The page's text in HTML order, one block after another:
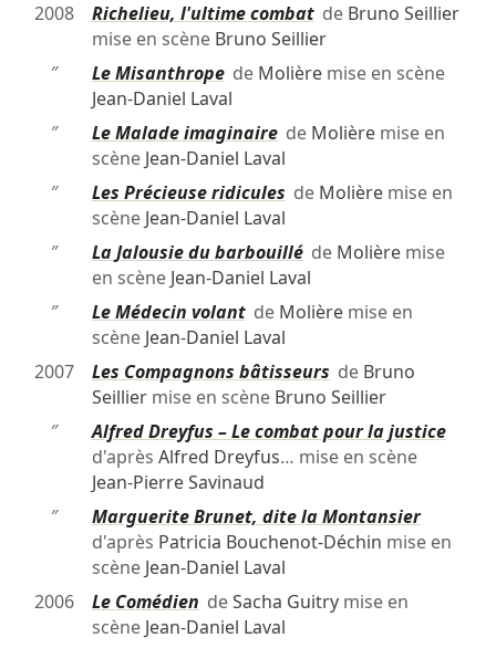
2008
Richelieu, l'ultime combatde Bruno Seillier
mise en scène Bruno Seillier
″
Le Misanthropede Molièremise en scène
Jean-Daniel Laval
″
Le Malade imaginairede Molièremise en
scène Jean-Daniel Laval
″
Les Précieuse ridicules de Molièremise en
scène Jean-Daniel Laval
″
La Jalousie du barbouilléde Molièremise
en scène Jean-Daniel Laval
″
Le Médecin volantde Molièremise en
scène Jean-Daniel Laval
2007
Les Compagnons bâtisseurs de Bruno
Seilliermise en scène Bruno Seillier
″
Alfred Dreyfus – Le combat pour la justice
d'après Alfred Dreyfus… mise en scène
Jean-Pierre Savinaud
″
Marguerite Brunet, dite la Montansier
d'après Patricia Bouchenot-Déchin mise en
scène Jean-Daniel Laval
2006
Le Comédien deSacha Guitrymise en
scène Jean-Daniel Laval